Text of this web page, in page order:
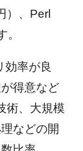
）、Perl
効率が良
得意など
術、大規模
などの開